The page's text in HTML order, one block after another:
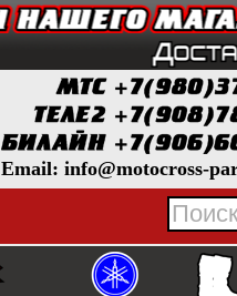
Email: info@motocross-